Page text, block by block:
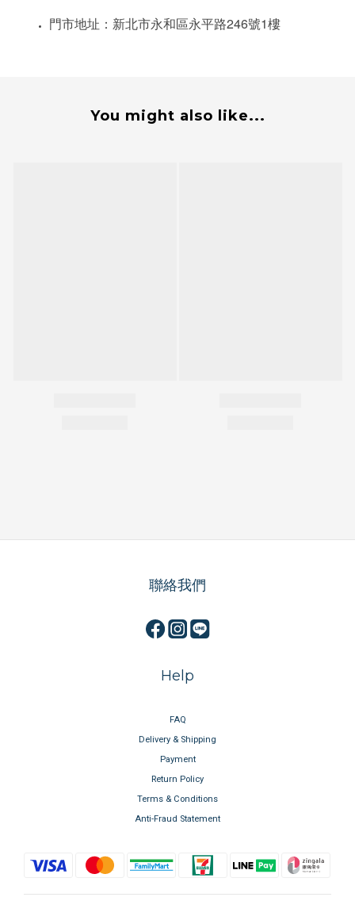
門市地址：新北市永和區永平路246號1樓
You might also like...
聯絡我們
Help
FAQ
Delivery & Shipping
Payment
Return Policy
Terms & Conditions
Anti-Fraud Statement